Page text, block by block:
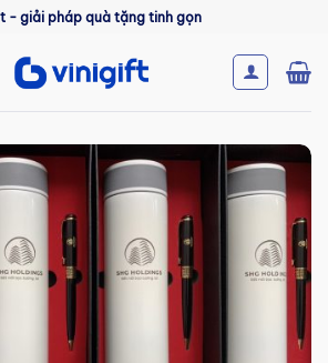
- giải pháp quà tặng tinh gọn